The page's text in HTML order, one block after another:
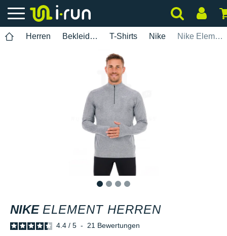
Herren Bekleidung T-Shirts Nike Nike Element Herren
NIKE ELEMENT HERREN
4.4 / 5 - 21 Bewertungen